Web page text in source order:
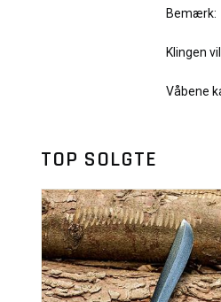
Bemærk:
Klingen
Våbene
TOP SOLGTE